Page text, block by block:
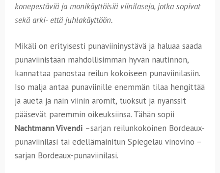
konepestäviä ja monikäyttöisiä viinilaseja, jotka sopivat
sekä arki- että juhlakäyttöön.
Mikäli on erityisesti punaviininystävä ja haluaa saada
punaviinistään mahdollisimman hyvän nautinnon,
kannattaa panostaa reilun kokoiseen punaviinilasiin.
Iso malja antaa punaviinille enemmän tilaa hengittää
ja aueta ja näin viinin aromit, tuoksut ja nyanssit
pääsevät paremmin oikeuksiinsa. Tähän sopii
Nachtmann Vivendi –sarjan reilunkokoinen Bordeaux-
punaviinilasi tai edellämainitun Spiegelau vinovino –
sarjan Bordeaux-punaviinilasi.